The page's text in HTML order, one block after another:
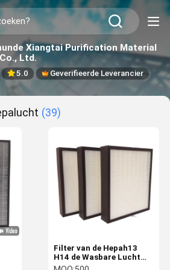
Xiangtai Purification Material
Ltd.
5.0 Geverifieerde Leverancier
(39)
Filter van de Hepah13
H14 de Wasbare Lucht
voor Verse Lucht0.3um